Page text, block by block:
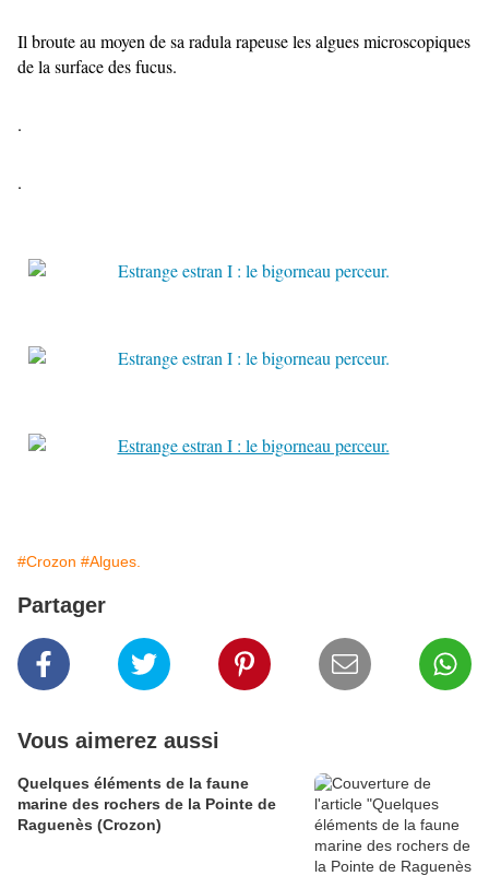
Il broute au moyen de sa radula rapeuse les algues microscopiques
de la surface des fucus.
.
.
#Crozon #Algues.
Partager
Vous aimerez aussi
Quelques éléments de la faune
marine des rochers de la Pointe de
Raguenès (Crozon)